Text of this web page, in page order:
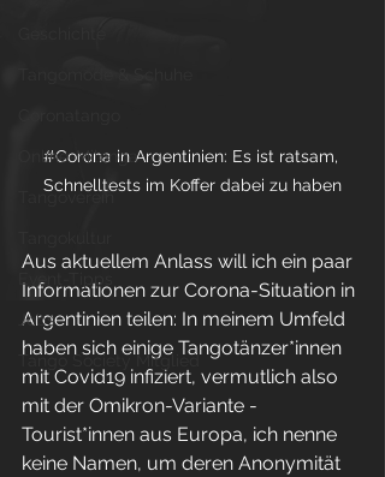
Online-Milonga
Tangoverein
Event-Tipps
Jobs
Tango Society Mitglied
#Corona in Argentinien: Es ist ratsam,
Schnelltests im Koffer dabei zu haben
Aus aktuellem Anlass will ich ein paar
Informationen zur Corona-Situation in
Argentinien teilen: In meinem Umfeld
haben sich einige Tangotänzer*innen
mit Covid19 infiziert, vermutlich also
mit der Omikron-Variante -
Tourist*innen aus Europa, ich nenne
keine Namen, um deren Anonymität